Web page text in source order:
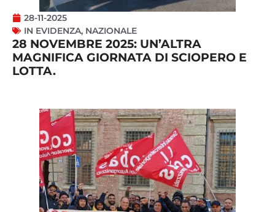
28-11-2025
IN EVIDENZA, NAZIONALE
28 NOVEMBRE 2025: UN’ALTRA
MAGNIFICA GIORNATA DI SCIOPERO E
LOTTA.